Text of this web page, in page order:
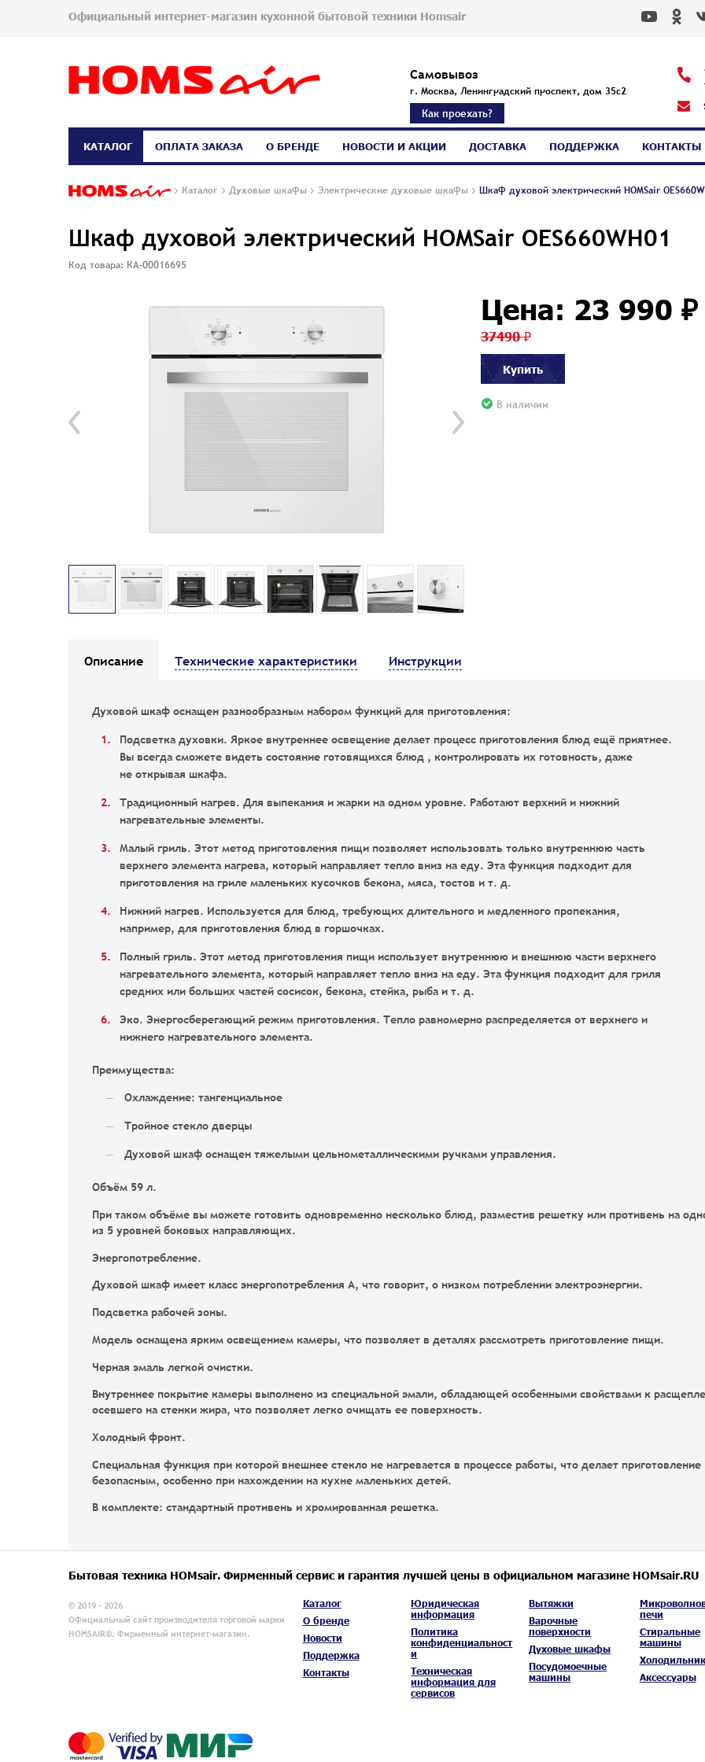
Официальный интернет-магазин кухонной бытовой техники Homsair
Самовывоз
г. Москва, Ленинградский проспект, дом 35с2
Как проехать?
Каталог Духовые шкафы Электрические духовые шкафы Шкаф духовой электрический HOMSair
Шкаф духовой электрический HOMSair OES660WH01
Код товара: КА-00016695
Цена: 23 990 ₽
37490 ₽
Купить
В наличии
Описание Технические характеристики Инструкции
Духовой шкаф оснащен разнообразным набором функций для приготовления:
Подсветка духовки. Яркое внутреннее освещение делает процесс приготовления блюд ещё приятнее.
Вы всегда сможете видеть состояние готовящихся блюд , контролировать их готовность, даже
не открывая шкафа.
Традиционный нагрев. Для выпекания и жарки на одном уровне. Работают верхний и нижний
нагревательные элементы.
Малый гриль. Этот метод приготовления пищи позволяет использовать только внутреннюю часть
верхнего элемента нагрева, который направляет тепло вниз на еду. Эта функция подходит для
приготовления на гриле маленьких кусочков бекона, мяса, тостов и т. д.
Нижний нагрев. Используется для блюд, требующих длительного и медленного пропекания,
например, для приготовления блюд в горшочках.
Полный гриль. Этот метод приготовления пищи использует внутреннюю и внешнюю части верхнего
нагревательного элемента, который направляет тепло вниз на еду. Эта функция подходит для гриля
средних или больших частей сосисок, бекона, стейка, рыба и т. д.
Эко. Энергосберегающий режим приготовления. Тепло равномерно распределяется от верхнего и
нижнего нагревательного элемента.
Преимущества:
Охлаждение: тангенциальное
Тройное стекло дверцы
Духовой шкаф оснащен тяжелыми цельнометаллическими ручками управления.
Объём 59 л.
При таком объёме вы можете готовить одновременно несколько блюд, разместив решетку или противень на
из 5 уровней боковых направляющих.
Энергопотребление.
Духовой шкаф имеет класс энергопотребления А, что говорит, о низком потреблении электроэнергии.
Подсветка рабочей зоны.
Модель оснащена ярким освещением камеры, что позволяет в деталях рассмотреть приготовление пищи.
Черная эмаль легкой очистки.
Внутреннее покрытие камеры выполнено из специальной эмали, обладающей особенными свойствами к
осевшего на стенки жира, что позволяет легко очищать ее поверхность.
Холодный фронт.
Специальная функция при которой внешнее стекло не нагревается в процессе работы, что делает приготовление
безопасным, особенно при нахождении на кухне маленьких детей.
В комплекте: стандартный противень и хромированная решетка.
КАТАЛОГ ОПЛАТА ЗАКАЗА О БРЕНДЕ НОВОСТИ И АКЦИИ ДОСТАВКА ПОДДЕРЖКА КОНТАКТЫ
Бытовая техника HOMsair. Фирменный сервис и гарантия лучшей цены в официальном магазине HOMsair.RU
© 2019 - 2026
Официальный сайт производителя торговой марки
HOMSAIR®. Фирменный интернет-магазин.
Каталог
О бренде
Новости
Поддержка
Контакты
Юридическая
информация
Политика
конфиденциальност
и
Техническая
информация для
сервисов
Вытяжки
Варочные
поверхности
Духовые шкафы
Посудомоечные
машины
печи
Стиральные
машины
Аксессуары